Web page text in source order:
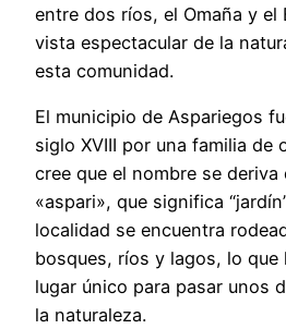
entre dos ríos, el Omaña y el
vista espectacular de la
esta comunidad.
El municipio de Aspariegos
siglo XVIII por una familia de
cree que el nombre se deriva
«aspari», que significa
localidad se encuentra
bosques, ríos y lagos, lo que
lugar único para pasar unos
la naturaleza.